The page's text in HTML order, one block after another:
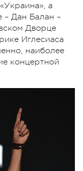
а
– Дан Балан –
Дворце
Иглесиаса
наиболее
концертной